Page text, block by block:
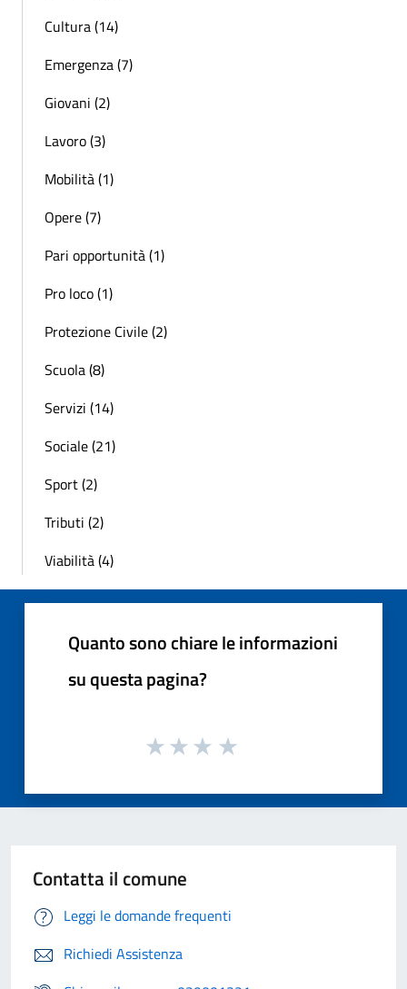
Cultura (14)
Emergenza (7)
Giovani (2)
Lavoro (3)
Mobilità (1)
Opere (7)
Pari opportunità (1)
Pro loco (1)
Protezione Civile (2)
Scuola (8)
Servizi (14)
Sociale (21)
Sport (2)
Tributi (2)
Viabilità (4)
Quanto sono chiare le informazioni
su questa pagina?
Contatta il comune
Leggi le domande frequenti
Richiedi Assistenza